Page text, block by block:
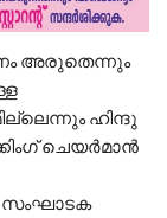
അരുതെന്നും
ഹിന്ദു
ചെയർമാൻ
സംഘാടക